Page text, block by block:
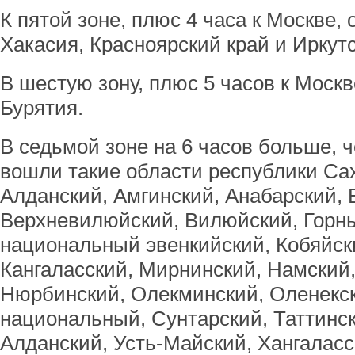
К пятой зоне, плюс 4 часа к Москве,
Хакасия, Красноярский край и
В шестую зону, плюс 5 часов к
Бурятия.
В седьмой зоне на 6 часов больше,
вошли такие области республики
Алданский, Амгинский, Анабарский,
Верхневилюйский, Вилюйский,
национальный эвенкийский,
Кангаласский, Мирнинский,
Нюрбинский, Олекминский,
национальный, Сунтарский,
Алданский, Усть-Майский,